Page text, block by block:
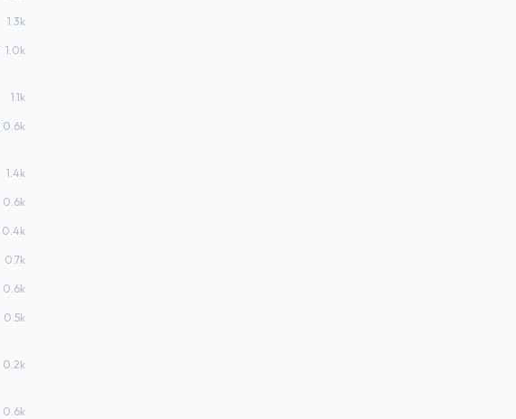
1.3k
1.0k
1.1k
0.6k
1.4k
0.6k
0.4k
0.7k
0.6k
0.5k
0.2k
0.6k